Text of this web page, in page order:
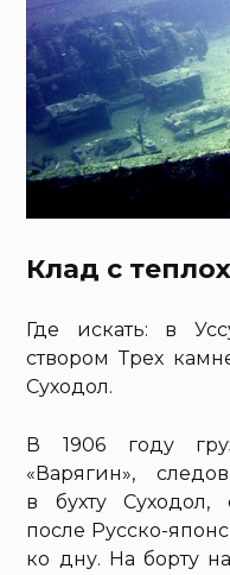
Клад с
Где искать: в
створом Трех
Суходол.
В 1906 году
«Варягин»,
в бухту Суходол,
после Русско-
ко дну. На борту